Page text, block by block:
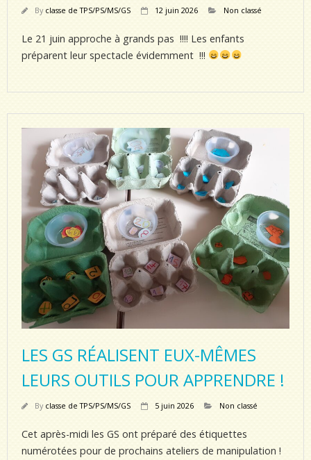
By classe de TPS/PS/MS/GS 12 juin 2026 Non classé
Le 21 juin approche à grands pas !!!! Les enfants
préparent leur spectacle évidemment !!!
LES GS RÉALISENT EUX-MÊMES
LEURS OUTILS POUR APPRENDRE !
By classe de TPS/PS/MS/GS 5 juin 2026 Non classé
Cet après-midi les GS ont préparé des étiquettes
numérotées pour de prochains ateliers de manipulation !